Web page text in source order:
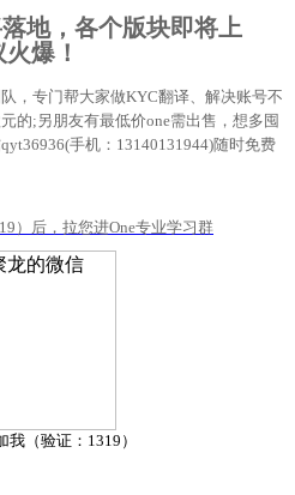
地，各个版块即将上
爆！
，专门帮大家做KYC翻译、解决账号不
的;另朋友有最低价one需出售，想多囤
手机：13140131944)随时免费
）后，拉您进One专业学习群
我（验证：1319）